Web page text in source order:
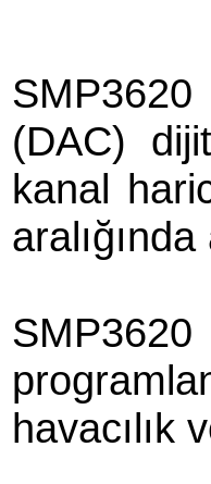
(DAC)
kanal
havacılık